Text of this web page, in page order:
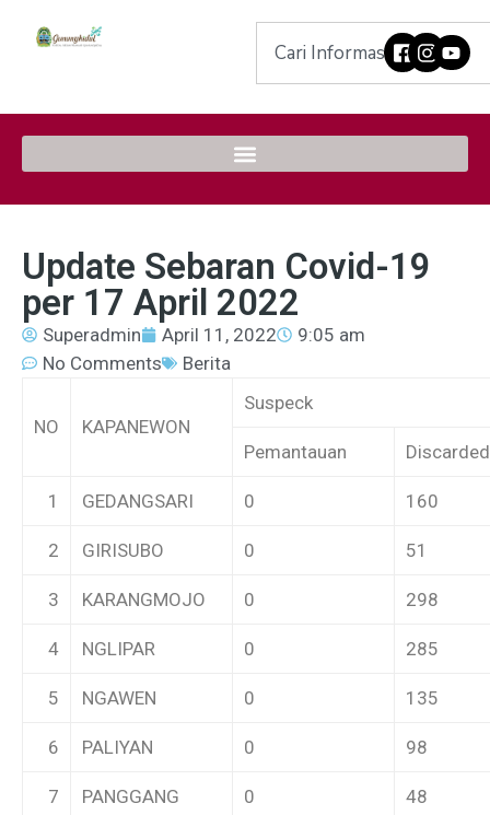
Update Sebaran Covid-19
per 17 April 2022
Superadmin April 11, 2022
9:05 am
No Comments
Berita
NO KAPANEWON
Suspeck
Pemantauan Discarded
1 GEDANGSARI 0 160
2 GIRISUBO 0 51
3 KARANGMOJO 0 298
4 NGLIPAR 0 285
5 NGAWEN 0 135
6 PALIYAN 0 98
7 PANGGANG 0 48